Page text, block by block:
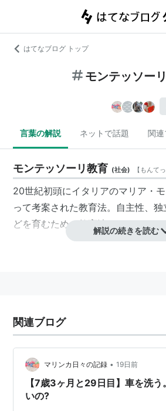
はてなブログ トップ
モンテッソー
言葉の解説 ネットで話題 関
モンテッソーリ教育 (社会) 【 もんて
20世紀初頭にイタリアのマリア・
って考案された教育法。自主性、
どを育むための教育法である。
解説の続きを読む
関連ブログ
マリンカ日々の記録 • 19日前
【7歳3ヶ月と29日目】車を洗
いの?